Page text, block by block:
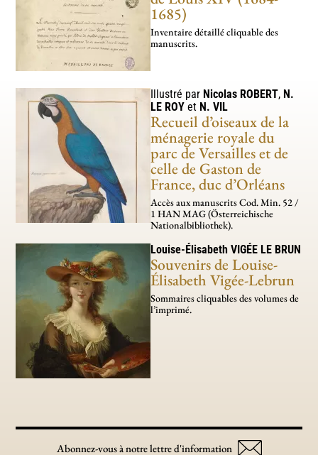
1685)
Inventaire détaillé cli­­qua­­ble des
manus­­crits.
Illustré par Nicolas ROBERT, N.
LE ROY et N.VIL
Recueil d’oiseaux de la
ménagerie royale du
parc de Versailles et de
celle de Gaston de
France, duc d’Orléans
Accès aux manus­crits Cod. Min. 52 /
1 HAN MAG (Österreichische
Nationalbibliothek).
Louise-ÉlisabethVIGÉE LE BRUN
Souvenirs de Louise-
Élisabeth Vigée-Lebrun
Sommaires cliquables des volumes de
l’imprimé.
Abonnez-vous à notre lettre d'information